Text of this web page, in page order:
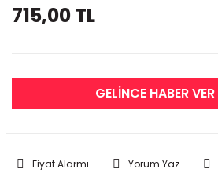
715,00 TL
GELİNCE HABER VER
Fiyat Alarmı Yorum Yaz